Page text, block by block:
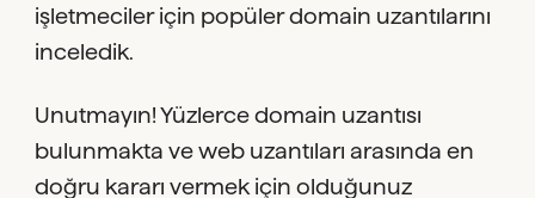
işletmeciler için popüler domain uzantılarını
inceledik.
Unutmayın! Yüzlerce domain uzantısı
bulunmakta ve web uzantıları arasında en
doğru kararı vermek için olduğunuz